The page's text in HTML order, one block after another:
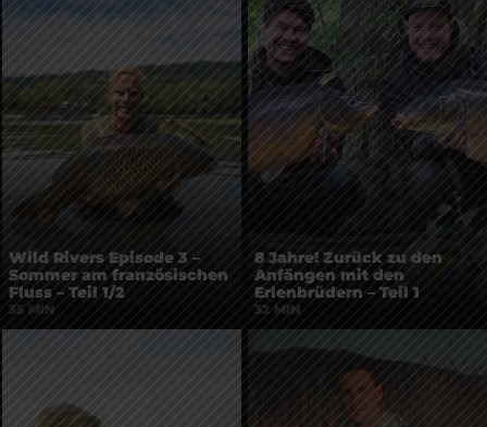
35 MIN
Wild Rivers Episode 3 –
Sommer am französischen
Fluss – Teil 1/2
32 MIN
8 Jahre! Zurück zu den
Anfängen mit den
Erlenbrüdern – Teil 1